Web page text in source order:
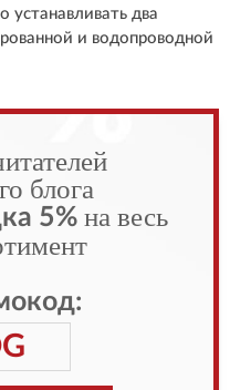
устанавливать два
и водопроводной
блога
5% на весь